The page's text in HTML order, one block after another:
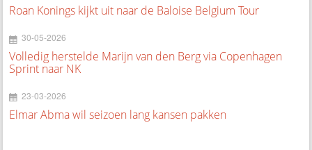
Roan Konings kijkt uit naar de Baloise Belgium Tour
30-05-2026
Volledig herstelde Marijn van den Berg via Copenhagen
Sprint naar NK
23-03-2026
Elmar Abma wil seizoen lang kansen pakken